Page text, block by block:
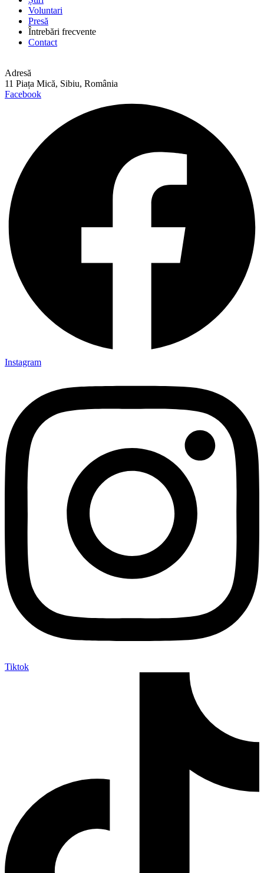
Voluntari
Presă
Întrebări frecvente
Contact
Adresă
11 Piața Mică, Sibiu, România
Facebook
Instagram
Tiktok